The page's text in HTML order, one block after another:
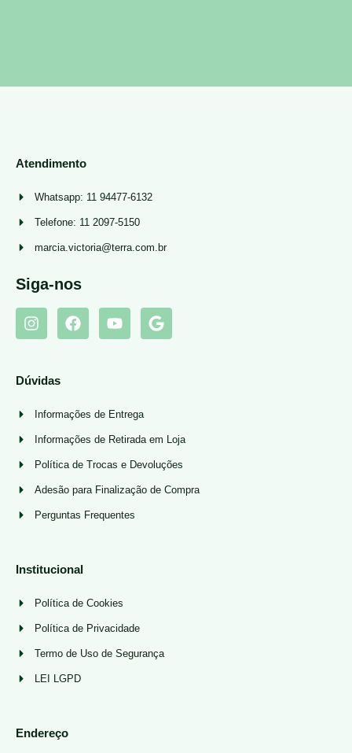
Atendimento
Whatsapp: 11 94477-6132
Telefone: 11 2097-5150
marcia.victoria@terra.com.br
Siga-nos
Dúvidas
Informações de Entrega
Informações de Retirada em Loja
Política de Trocas e Devoluções
Adesão para Finalização de Compra
Perguntas Frequentes
Institucional
Política de Cookies
Política de Privacidade
Termo de Uso de Segurança
LEI LGPD
Endereço